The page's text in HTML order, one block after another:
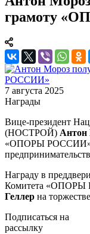
грамоту
7 августа 2025
Награды
Вице-президент
(НОСТРОЙ) Антон
«ОПОРЫ РОССИИ»
Награду в
Комитета «ОПОРЫ
Геллер на
Подписаться на
рассылку